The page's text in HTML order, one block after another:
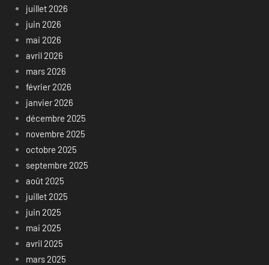
juillet 2026
juin 2026
mai 2026
avril 2026
mars 2026
février 2026
janvier 2026
décembre 2025
novembre 2025
octobre 2025
septembre 2025
août 2025
juillet 2025
juin 2025
mai 2025
avril 2025
mars 2025